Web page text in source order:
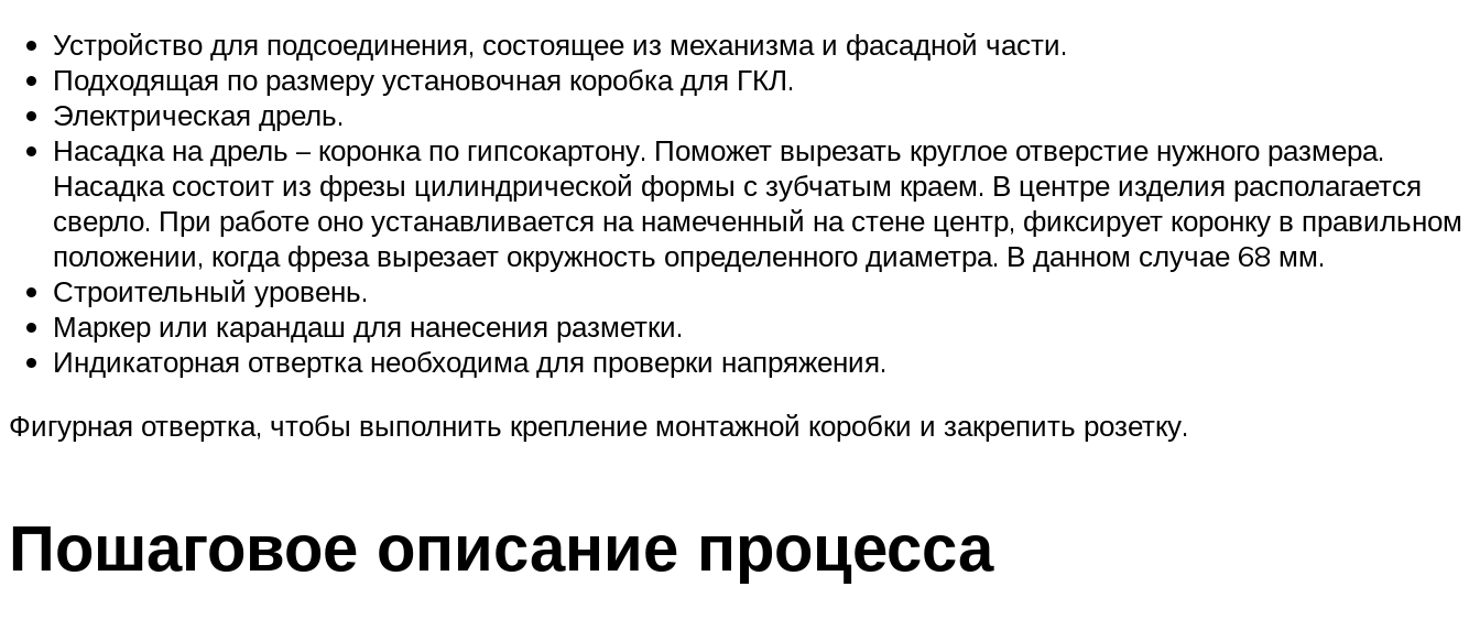
Устройство для подсоединения, состоящее из механизма и фасадной части.
Подходящая по размеру установочная коробка для ГКЛ.
Электрическая дрель.
Насадка на дрель – коронка по гипсокартону. Поможет вырезать круглое отверстие нужного размера.
Насадка состоит из фрезы цилиндрической формы с зубчатым краем. В центре изделия располагается
сверло. При работе оно устанавливается на намеченный на стене центр, фиксирует коронку в правильном
положении, когда фреза вырезает окружность определенного диаметра. В данном случае 68 мм.
Строительный уровень.
Маркер или карандаш для нанесения разметки.
Индикаторная отвертка необходима для проверки напряжения.
Фигурная отвертка, чтобы выполнить крепление монтажной коробки и закрепить розетку.
Пошаговое описание процесса